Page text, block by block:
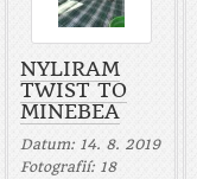
NYLIRAM
TWIST TO
MINEBEA
Datum: 14. 8. 2019
Fotografií: 18